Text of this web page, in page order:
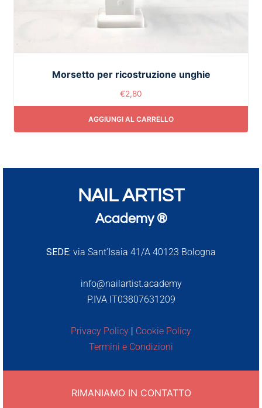
Morsetto per ricostruzione unghie
€2,80
AGGIUNGI AL CARRELLO
NAIL ARTIST
Academy ®
SEDE: via Sant’Isaia 41/A 40123 Bologna
info@nailartist.academy
P.IVA IT03807631209
Privacy Policy | Cookie Policy
Termini e Condizioni
RIMANIAMO IN CONTATTO